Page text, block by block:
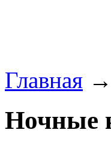
Главная →
Ночные